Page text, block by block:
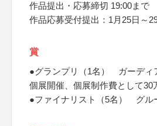
作品提出・応募締切 19:00まで
作品応募受付提出：1月25日～
賞
●グランプリ（1名） ガーディ
個展開催、個展制作費として30
●ファイナリスト（5名） グル